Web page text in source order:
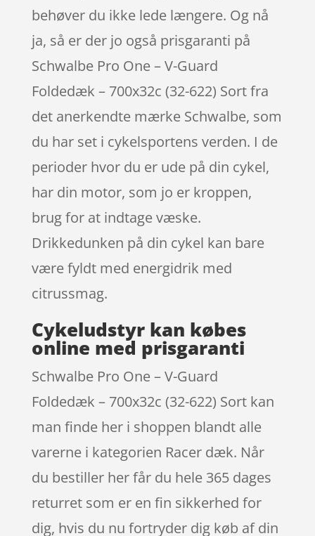
behøver du ikke lede længere. Og nå
ja, så er der jo også prisgaranti på
Schwalbe Pro One – V-Guard
Foldedæk – 700x32c (32-622) Sort fra
det anerkendte mærke Schwalbe, som
du har set i cykelsportens verden. I de
perioder hvor du er ude på din cykel,
har din motor, som jo er kroppen,
brug for at indtage væske.
Drikkedunken på din cykel kan bare
være fyldt med energidrik med
citrussmag.
Cykeludstyr kan købes
online med prisgaranti
Schwalbe Pro One – V-Guard
Foldedæk – 700x32c (32-622) Sort kan
man finde her i shoppen blandt alle
varerne i kategorien Racer dæk. Når
du bestiller her får du hele 365 dages
returret som er en fin sikkerhed for
dig, hvis du nu fortryder dig køb af din